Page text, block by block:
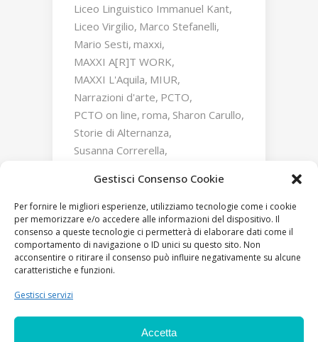
Gestisci Consenso Cookie
Per fornire le migliori esperienze, utilizziamo tecnologie come i cookie
per memorizzare e/o accedere alle informazioni del dispositivo. Il
consenso a queste tecnologie ci permetterà di elaborare dati come il
comportamento di navigazione o ID unici su questo sito. Non
acconsentire o ritirare il consenso può influire negativamente su alcune
caratteristiche e funzioni.
Gestisci servizi
Accetta
Liceo Linguistico Immanuel Kant
Liceo Virgilio Marco Stefanelli
Mario Sesti maxxi
MAXXI A[R]T WORK
MAXXI L'Aquila MIUR
Narrazioni d'arte PCTO
PCTO on line roma Sharon Carullo
Storie di Alternanza
Susanna Correrella
William Kentridge Zaha Hadid